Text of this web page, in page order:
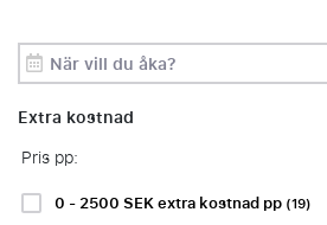
Sortera efter:
Ta bort alla filter
Extra kostnad
Pris pp:
0 - 2500 SEK extra kostnad pp(19)